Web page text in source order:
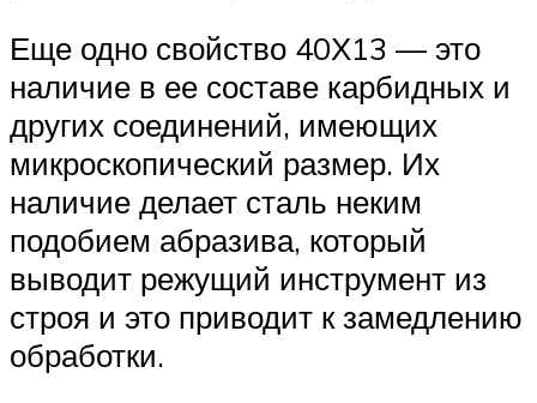
Еще одно свойство 40Х13 — это
наличие в ее составе карбидных и
других соединений, имеющих
микроскопический размер. Их
наличие делает сталь неким
подобием абразива, который
выводит режущий инструмент из
строя и это приводит к замедлению
обработки.